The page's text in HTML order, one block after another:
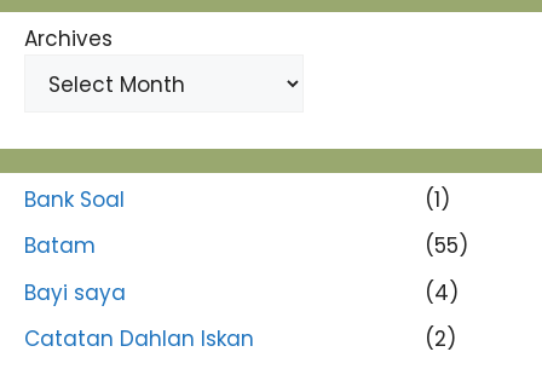
Archives
Bank Soal
(1)
Batam
(55)
Bayi saya
(4)
Catatan Dahlan Iskan
(2)